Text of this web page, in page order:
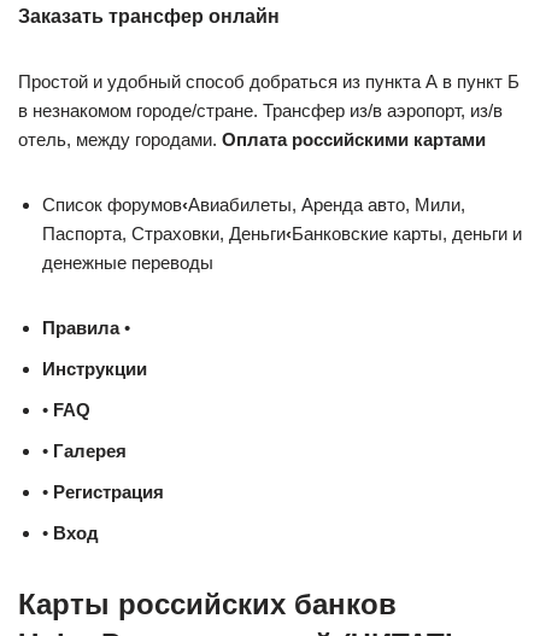
Заказать трансфер онлайн
Простой и удобный способ добраться из пункта А в пункт Б
в незнакомом городе/стране. Трансфер из/в аэропорт, из/в
отель, между городами. Оплата российскими картами
Список форумов‹Авиабилеты, Аренда авто, Мили,
Паспорта, Страховки, Деньги‹Банковские карты, деньги и
денежные переводы
Правила•
Инструкции
• FAQ
• Галерея
• Регистрация
• Вход
Карты российских банков